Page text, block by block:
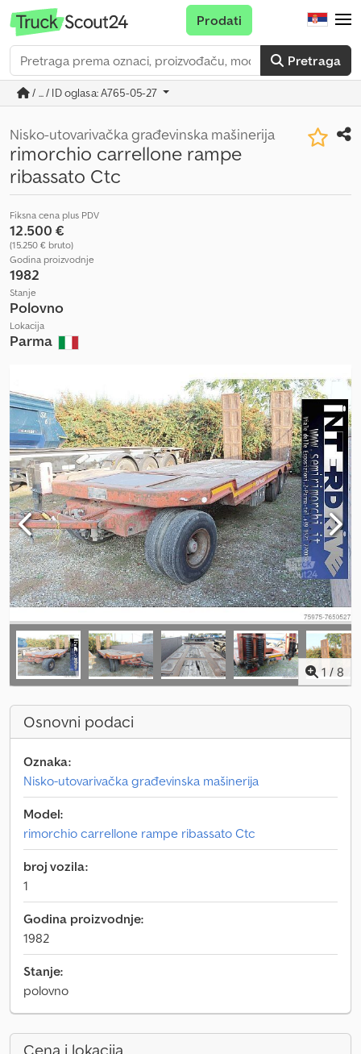
Pretraga
Prodati
/ ... / ID oglasa: A765-05-27
Nisko-utovarivačka građevinska mašinerija
rimorchio carrellone rampe
ribassato Ctc
Fiksna cena plus PDV
12.500 €
(15.250 € bruto)
Godina proizvodnje
1982
Stanje
Polovno
Lokacija
Parma
1 / 8
Osnovni podaci
Oznaka:
Nisko-utovarivačka građevinska mašinerija
Model:
rimorchio carrellone rampe ribassato Ctc
broj vozila:
1
Godina proizvodnje:
1982
Stanje:
polovno